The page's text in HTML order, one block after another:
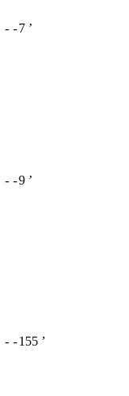
- -7 ʼ
- -9 ʼ
- -155 ʼ